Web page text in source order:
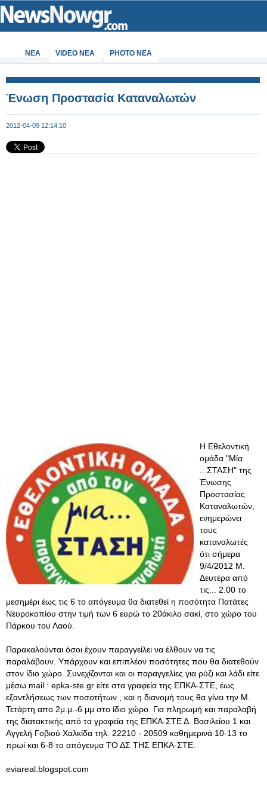
ΝΕΑ VIDEO NEA PHOTO NEA
Ένωση Προστασία Καταναλωτών
2012-04-09 12:14:10
Η Εθελοντική
ομάδα "Μία
...ΣΤΑΣΗ" της
Ένωσης
Προστασίας
Καταναλωτών,
ενημερώνει
τους
καταναλωτές
ότι σήμερα
9/4/2012 Μ.
Δευτέρα από
τις... 2.00 το
μεσημέρι έως τις 6 το απόγευμα θα διατεθεί η ποσότητα Πατάτες
Νευροκοπίου στην τιμή των 6 ευρώ το 20άκιλο σακί, στο χώρο του
Πάρκου του Λαού.
Παρακαλούνται όσοι έχουν παραγγείλει να έλθουν να τις
παραλάβουν. Υπάρχουν και επιπλέον ποσότητες που θα διατεθούν
στον ίδιο χώρο. Συνεχίζονται και οι παραγγελίες για ρύζι και λάδι είτε
μέσω mail : epka-ste.gr είτε στα γραφεία της ΕΠΚΑ-ΣΤΕ, έως
εξαντλήσεως των ποσοτήτων , και η διανομή τους θα γίνει την Μ.
Τετάρτη απο 2μ.μ.-6 μμ στο ίδιο χώρο. Για πληρωμή και παραλαβή
της διατακτικής από τα γραφεία της ΕΠΚΑ-ΣΤΕ Δ. Βασιλείου 1 και
Αγγελή Γοβιού Χαλκίδα τηλ. 22210 - 20509 καθημερινά 10-13 το
πρωί και 6-8 το απόγευμα ΤΟ ΔΣ ΤΗΣ ΕΠΚΑ-ΣΤΕ.
eviareal.blogspot.com